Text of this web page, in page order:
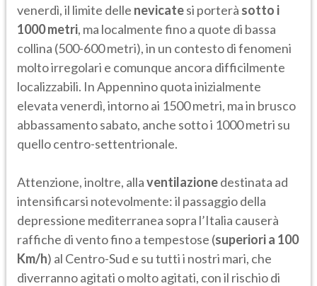
venerdì, il limite delle nevicatesi porterà sotto i
1000 metri, ma localmente fino a quote di bassa
collina (500-600 metri), in un contesto di fenomeni
molto irregolari e comunque ancora difficilmente
localizzabili. In Appennino quota inizialmente
elevata venerdì, intorno ai 1500 metri, ma in brusco
abbassamento sabato, anche sotto i 1000 metri su
quello centro-settentrionale.
Attenzione, inoltre, allaventilazionedestinata ad
intensificarsi notevolmente: il passaggio della
depressione mediterranea sopra l’Italia causerà
raffiche di vento fino a tempestose (superiori a 100
Km/h) al Centro-Sud e su tutti i nostri mari, che
diverranno agitati o molto agitati, con il rischio di